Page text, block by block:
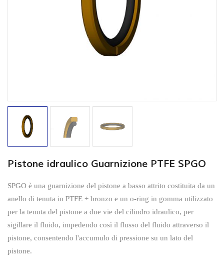
Pistone idraulico Guarnizione PTFE SPGO
SPGO è una guarnizione del pistone a basso attrito costituita da un
anello di tenuta in PTFE + bronzo e un o-ring in gomma utilizzato
per la tenuta del pistone a due vie del cilindro idraulico, per
sigillare il fluido, impedendo così il flusso del fluido attraverso il
pistone, consentendo l'accumulo di pressione su un lato del
pistone.